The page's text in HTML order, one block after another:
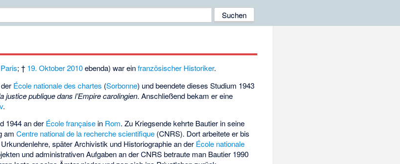
Paris; † 19. Oktober 2010ebenda) war einfranzösischer Historiker.
École nationale des chartes (Sorbonne) und beendete dieses Studium 1943
justice publique dans l’Empire carolingien. Anschließend bekam er eine
.
1944 an der École française in Rom. Zu Kriegsende kehrte Bautier in seine
amCentre national de la recherche scientifique (CNRS). Dort arbeitete er bis
später Archivistik und Historiographie an der École nationale
und administrativen Aufgaben an der CNRS betraute man Bautier 1990